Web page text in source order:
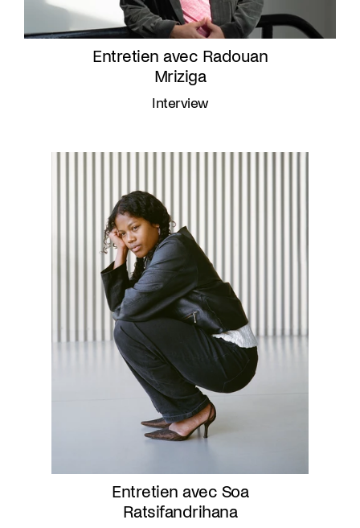
Entretien avec Radouan
Mriziga
Interview
Entretien avec Soa
Ratsifandrihana